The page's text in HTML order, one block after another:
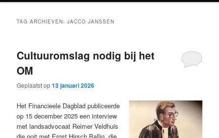
TAG ARCHIEVEN:JACCO JANSSEN
Cultuuromslag nodig bij het
OM
Geplaatst op13 januari 2026
Het Financieele Dagblad publiceerde
op 15 december 2025 een interview
met landsadvocaat Reimer Veldhuis
die ooit met Ernst Hirsch Ballin, die